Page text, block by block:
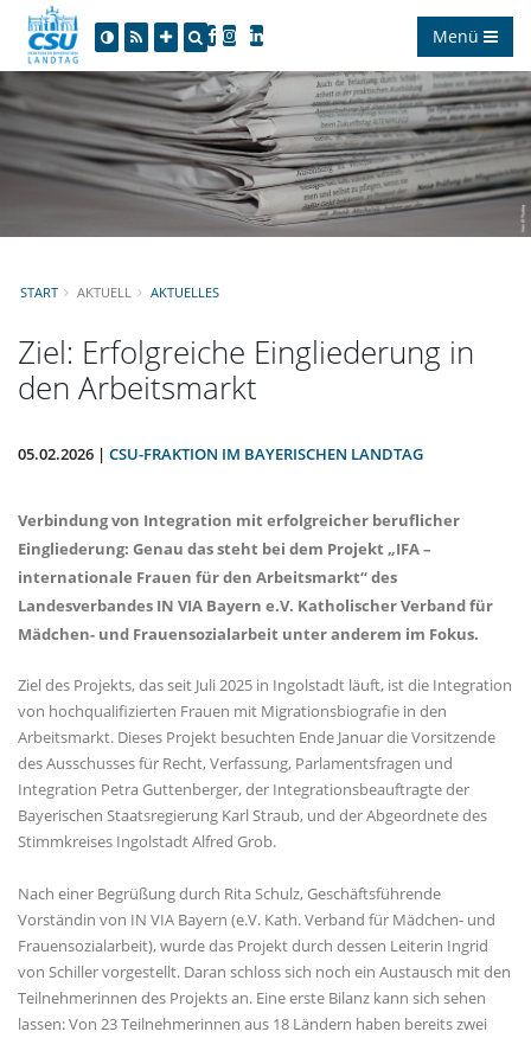
Menü
START AKTUELL AKTUELLES
Ziel: Erfolgreiche Eingliederung in
den Arbeitsmarkt
05.02.2026 | CSU-FRAKTION IM BAYERISCHEN LANDTAG
Verbindung von Integration mit erfolgreicher beruflicher
Eingliederung: Genau das steht bei dem Projekt „IFA –
internationale Frauen für den Arbeitsmarkt“ des
Landesverbandes IN VIA Bayern e.V. Katholischer Verband für
Mädchen- und Frauensozialarbeit unter anderem im Fokus.
Ziel des Projekts, das seit Juli 2025 in Ingolstadt läuft, ist die Integration
von hochqualifizierten Frauen mit Migrationsbiografie in den
Arbeitsmarkt. Dieses Projekt besuchten Ende Januar die Vorsitzende
des Ausschusses für Recht, Verfassung, Parlamentsfragen und
Integration Petra Guttenberger, der Integrationsbeauftragte der
Bayerischen Staatsregierung Karl Straub, und der Abgeordnete des
Stimmkreises Ingolstadt Alfred Grob.
Nach einer Begrüßung durch Rita Schulz, Geschäftsführende
Vorständin von IN VIA Bayern (e.V. Kath. Verband für Mädchen- und
Frauensozialarbeit), wurde das Projekt durch dessen Leiterin Ingrid
von Schiller vorgestellt. Daran schloss sich noch ein Austausch mit den
Teilnehmerinnen des Projekts an. Eine erste Bilanz kann sich sehen
lassen: Von 23 Teilnehmerinnen aus 18 Ländern haben bereits zwei